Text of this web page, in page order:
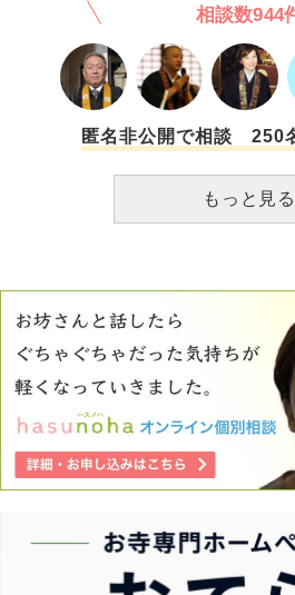
ないって言うの？私だけ苦しい、と
も言おうと思ってたよ』と言わ
の愚痴を２０年も聞かされ、流産を
っと苦しんでいるというのに、それ
絶望しました。そして私は十分傷付
うのかと無神経にも程があると絶
れました。 母は、まだ私が傷付い
から言い出したという過去を、流産
り絞って傷付いたことを言ったのに
て怒りを感じます。 そして、他の
けに言ってきたことがすごく不
して、母親が可哀想だから聞かなけ
決手段を見つけるかもしれない、と
たが、私が聞き続けたせいで私だけ
後悔しています。疲れました。
相談数944
匿名非公開で相談 250
もっと見る